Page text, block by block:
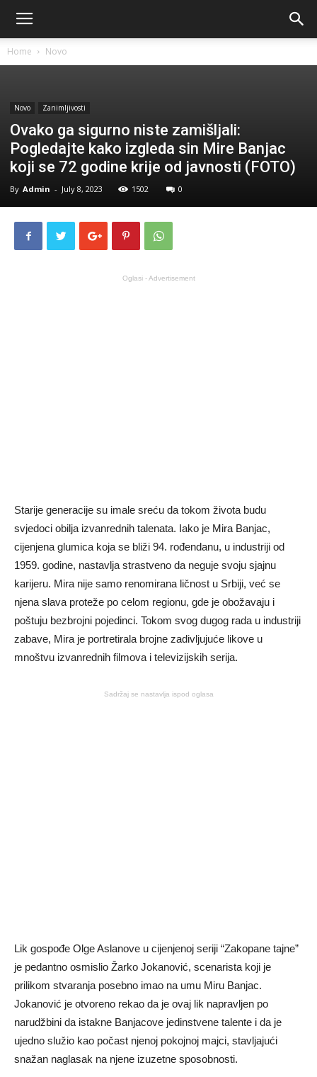
Home Novo
Novo Zanimljivosti
Ovako ga sigurno niste zamišljali:
Pogledajte kako izgleda sin Mire Banjac
koji se 72 godine krije od javnosti (FOTO)
By Admin - July 8, 2023 1502 0
Oglasi - Advertisement
Starije generacije su imale sreću da tokom života budu
svjedoci obilja izvanrednih talenata. Iako je Mira Banjac,
cijenjena glumica koja se bliži 94. rođendanu, u industriji od
1959. godine, nastavlja strastveno da neguje svoju sjajnu
karijeru. Mira nije samo renomirana ličnost u Srbiji, već se
njena slava proteže po celom regionu, gde je obožavaju i
poštuju bezbrojni pojedinci. Tokom svog dugog rada u industriji
zabave, Mira je portretirala brojne zadivljujuće likove u
mnoštvu izvanrednih filmova i televizijskih serija.
Sadržaj se nastavlja ispod oglasa
Lik gospođe Olge Aslanove u cijenjenoj seriji “Zakopane tajne”
je pedantno osmislio Žarko Jokanović, scenarista koji je
prilikom stvaranja posebno imao na umu Miru Banjac.
Jokanović je otvoreno rekao da je ovaj lik napravljen po
narudžbini da istakne Banjacove jedinstvene talente i da je
ujedno služio kao počast njenoj pokojnoj majci, stavljajući
snažan naglasak na njene izuzetne sposobnosti.